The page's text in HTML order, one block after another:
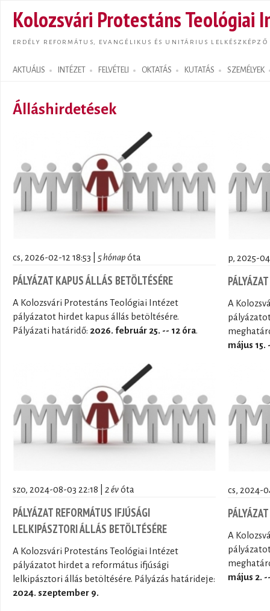
Kolozsvári Protestáns Teológiai
ERDÉLY REFORMÁTUS, EVANGÉLIKUS ÉS UNITÁRIUS LELKÉSZKÉPZŐ
AKTUÁLIS INTÉZET FELVÉTELI OKTATÁS KUTATÁS SZEMÉLYEK
Search form
Álláshirdetések
cs, 2026-02-12 18:53 | 5 hónapóta
PÁLYÁZAT KAPUS ÁLLÁS BETÖLTÉSÉRE
A Kolozsvári Protestáns Teológiai Intézet
pályázatot hirdet kapus állás betöltésére.
Pályázati határidő: 2026. február 25. -- 12 óra.
p, 2025-
A
május 15.
szo, 2024-08-03 22:18 | 2 évóta
PÁLYÁZAT REFORMÁTUS IFJÚSÁGI
LELKIPÁSZTORI ÁLLÁS BETÖLTÉSÉRE
A Kolozsvári Protestáns Teológiai Intézet
pályázatot hirdet a református ifjúsági
lelkipásztori állás betöltésére. Pályázás határideje:
2024. szeptember 9.
cs, 2024-
A
május 2.